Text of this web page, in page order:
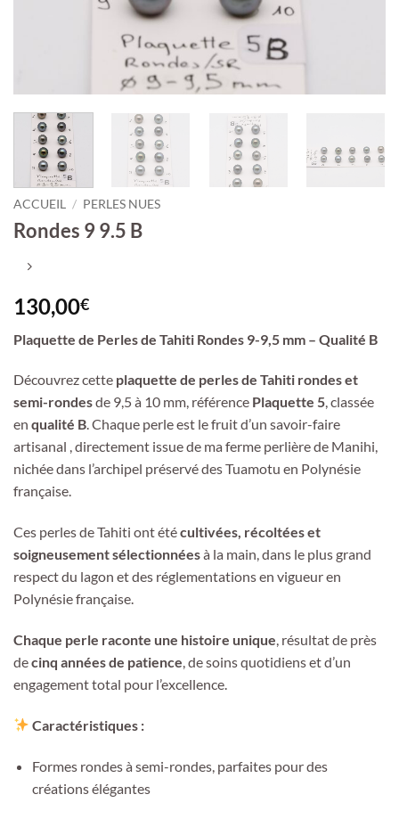
ACCUEIL / PERLES NUES
Rondes 9 9.5 B
130,00€
Plaquette de Perles de Tahiti Rondes 9-9,5 mm – Qualité B
Découvrez cette plaquette de perles de Tahiti rondes et
semi-rondesde 9,5 à 10 mm, référence Plaquette 5, classée
en qualité B. Chaque perle est le fruit d’un savoir-faire
artisanal , directement issue de ma ferme perlière de Manihi,
nichée dans l’archipel préservé des Tuamotu en Polynésie
française.
Ces perles de Tahiti ont étécultivées, récoltées et
soigneusement sélectionnéesà la main, dans le plus grand
respect du lagon et des réglementations en vigueur en
Polynésie française.
Chaque perle raconte une histoire unique, résultat de près
decinq années de patience, de soins quotidiens et d’un
engagement total pour l’excellence.
Caractéristiques :
Formes rondes à semi-rondes, parfaites pour des
créations élégantes